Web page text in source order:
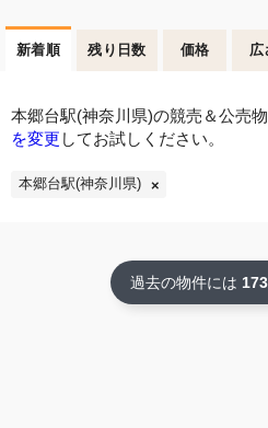
新着順 残り日数 価格 広
本郷台駅(神奈川県)の競売＆公売物
を変更 してお試しください。
本郷台駅(神奈川県)
過去の物件には 173